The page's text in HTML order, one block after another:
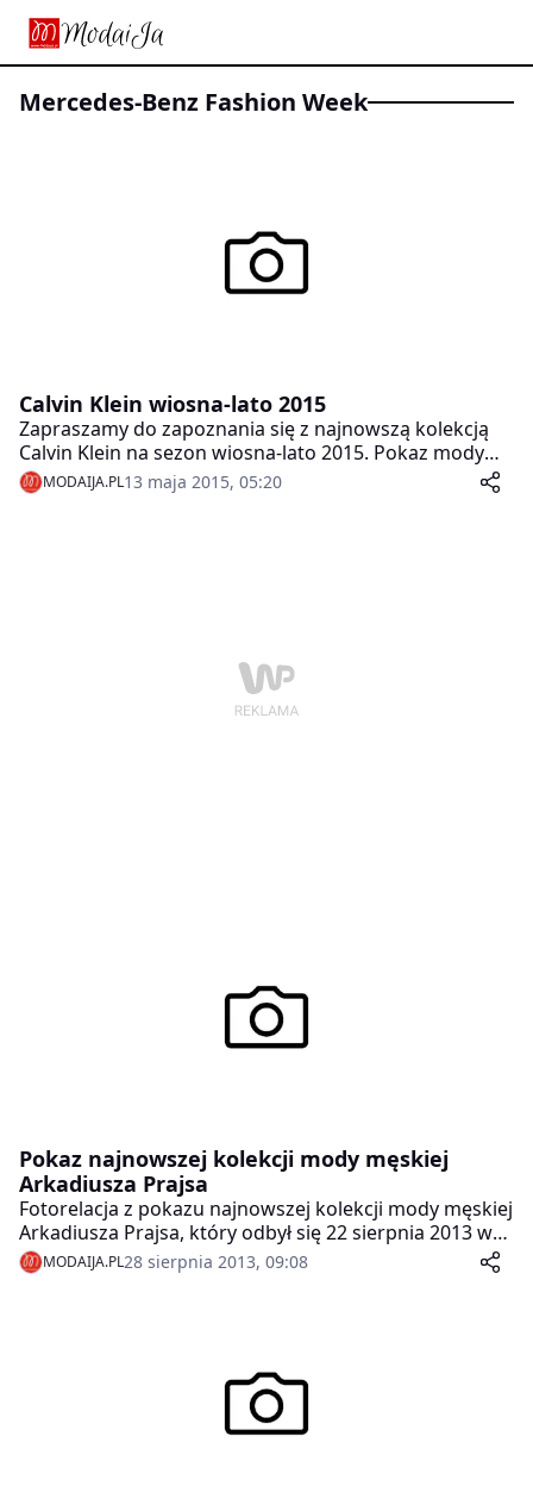
Mercedes-Benz Fashion Week
Calvin Klein wiosna-lato 2015
Zapraszamy do zapoznania się z najnowszą kolekcją
Calvin Klein na sezon wiosna-lato 2015. Pokaz mody
odbył się w ramach Mercedes-Benz Fashion Week.
MODAIJA.PL13 maja 2015, 05:20
Pokaz najnowszej kolekcji mody męskiej
Arkadiusza Prajsa
Fotorelacja z pokazu najnowszej kolekcji mody męskiej
Arkadiusza Prajsa, który odbył się 22 sierpnia 2013 w
Pure Sky Club w Warszawie, w ramach premiery GIFT
BOX men.
MODAIJA.PL28 sierpnia 2013, 09:08